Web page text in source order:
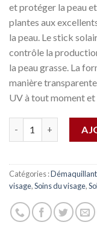
et protéger la peau
plantes aux
la peau. Le stick
contrôle la
la peau grasse. La
manière
UV à tout moment et
Catégories :
visage,Soins du visage,